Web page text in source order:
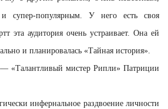
супер-популярным. У него есть своя
эта аудитория очень устраивает. Она ей
и планировалась «Тайная история».
«Талантливый мистер Рипли» Патриции
инфернальное раздвоение личности